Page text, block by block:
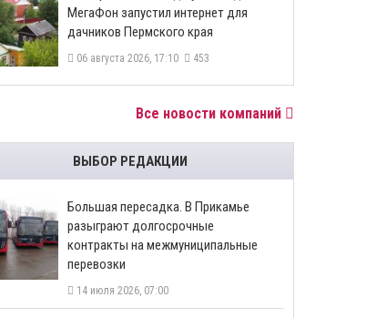
МегаФон запустил интернет для
дачников Пермского края
06 августа 2026, 17:10 453
Все новости компаний
ВЫБОР РЕДАКЦИИ
Большая пересадка. В Прикамье
разыграют долгосрочные
контракты на межмуниципальные
перевозки
14 июля 2026, 07:00